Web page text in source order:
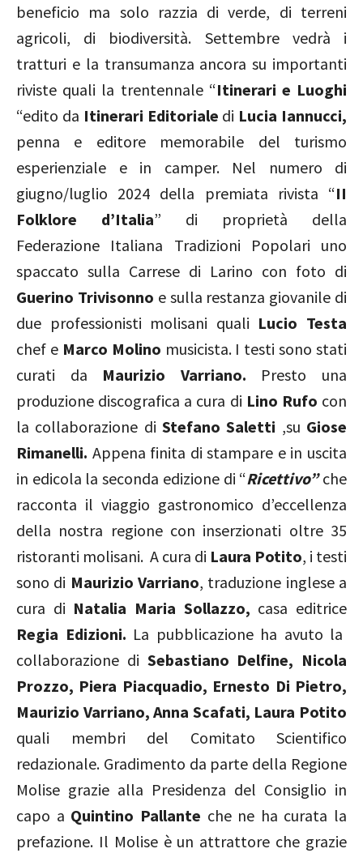
beneficio ma solo razzia di verde, di terreni
agricoli, di biodiversità. Settembre vedrà i
tratturi e la transumanza ancora su importanti
riviste quali la trentennale “Itinerari e Luoghi
“edito da Itinerari Editoriale di Lucia Iannucci,
penna e editore memorabile del turismo
esperienziale e in camper. Nel numero di
giugno/luglio 2024 della premiata rivista “II
Folklore d’Italia” di proprietà della
Federazione Italiana Tradizioni Popolari uno
spaccato sulla Carrese di Larino con foto di
Guerino Trivisonno e sulla restanza giovanile di
due professionisti molisani quali Lucio Testa
chef e Marco Molino musicista. I testi sono stati
curati da Maurizio Varriano. Presto una
produzione discografica a cura di Lino Rufo con
la collaborazione di Stefano Saletti ,su Giose
Rimanelli. Appena finita di stampare e in uscita
in edicola la seconda edizione di “Ricettivo”che
racconta il viaggio gastronomico d’eccellenza
della nostra regione con inserzionati oltre 35
ristoranti molisani. A cura di Laura Potito, i testi
sono di Maurizio Varriano, traduzione inglese a
cura di Natalia Maria Sollazzo, casa editrice
Regia Edizioni. La pubblicazione ha avuto la
collaborazione di Sebastiano Delfine, Nicola
Prozzo, Piera Piacquadio, Ernesto Di Pietro,
Maurizio Varriano, Anna Scafati, Laura Potito
quali membri del Comitato Scientifico
redazionale. Gradimento da parte della Regione
Molise grazie alla Presidenza del Consiglio in
capo a Quintino Pallante che ne ha curata la
prefazione. Il Molise è un attrattore che grazie